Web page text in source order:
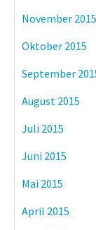
November 2015
Oktober 2015
September
August 2015
Juli 2015
Juni 2015
Mai 2015
April 2015